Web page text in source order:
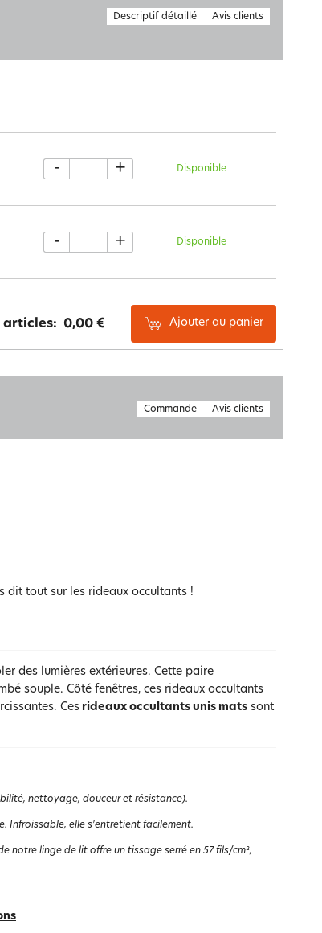
Descriptif détaillé Avis clients
Disponible
- +
Disponible
- +
articles: 0,00 € Ajouter au panier
Commande Avis clients
dit tout sur les rideaux occultants !
des lumières extérieures. Cette paire
souple. Côté fenêtres, ces rideaux occultants
Ces rideaux occultants unis mats sont
nettoyage, douceur et résistance).
Infroissable, elle s'entretient facilement.
notre linge de lit offre un tissage serré en 57 fils/cm²,